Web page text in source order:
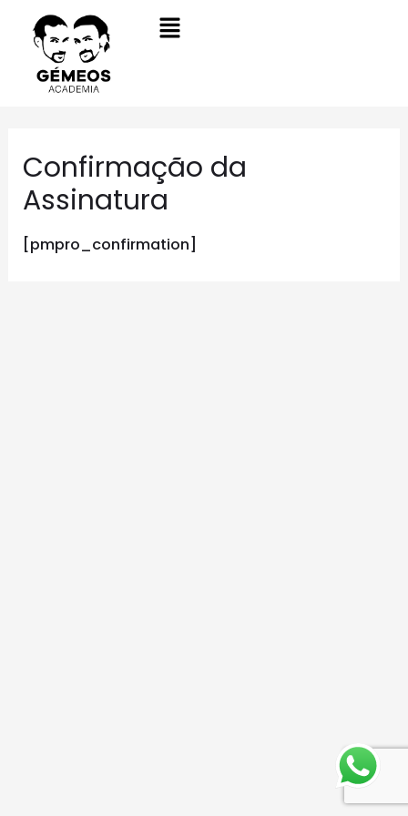
Confirmação da
Assinatura
[pmpro_confirmation]